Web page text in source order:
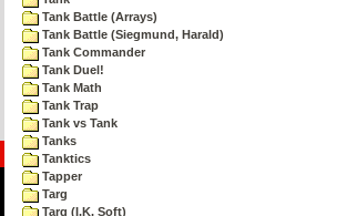
Tank Battle (Arrays)
Tank Battle (Siegmund, Harald)
Tank Commander
Tank Duel!
Tank Math
Tank Trap
Tank vs Tank
Tanks
Tanktics
Tapper
Targ
Targ (I.K. Soft)